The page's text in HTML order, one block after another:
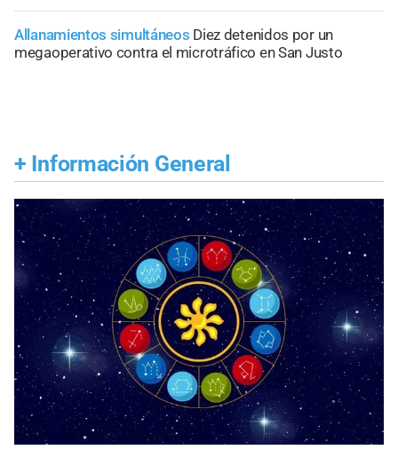
Allanamientos simultáneos Diez detenidos por un
megaoperativo contra el microtráfico en San Justo
+ Información General